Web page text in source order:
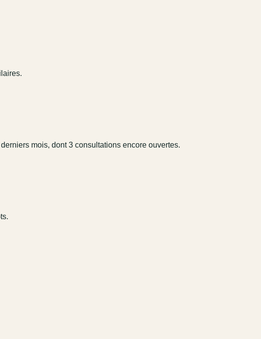
mois, dont 3 consultations encore ouvertes.